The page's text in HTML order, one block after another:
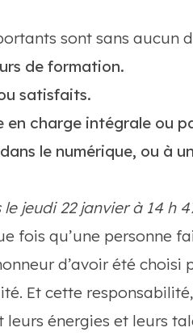
sont sans aucun
de formation.
satisfaits.
en charge intégrale ou
le numérique, ou à
jeudi 22 janvier à 14 h
fois qu’une personne
d’avoir été
Et cette
leurs énergies et leurs